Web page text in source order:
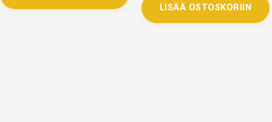
LISÄÄ OSTOSKORIIN